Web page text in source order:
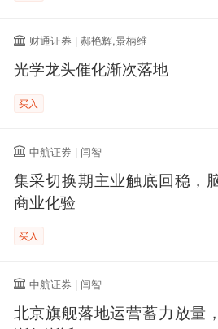
财通证券 | 郝艳辉,景柄维
光学龙头催化渐次落地
买入
中航证券 | 闫智
集采切换期主业触底回稳，
商业化验
买入
中航证券 | 闫智
北京旗舰落地运营蓄力放量